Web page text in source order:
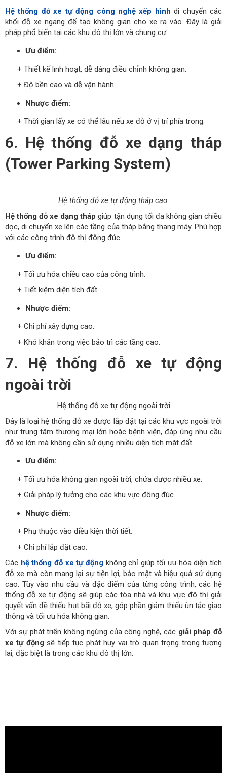
Hệ thống đỗ xe tự động công nghệ xếp hình di chuyển các
khối đỗ xe ngang để tạo không gian cho xe ra vào. Đây là giải
pháp phổ biến tại các khu đô thị lớn và chung cư.
Ưu điểm:
+ Thiết kế linh hoạt, dễ dàng điều chỉnh không gian.
+ Độ bền cao và dễ vận hành.
Nhược điểm:
+ Thời gian lấy xe có thể lâu nếu xe đỗ ở vị trí phía trong.
6. Hệ thống đỗ xe dạng tháp
(Tower Parking System)
Hệ thống đỗ xe tự động tháp cao
Hệ thống đỗ xe dạng tháp giúp tận dụng tối đa không gian chiều
dọc, di chuyển xe lên các tầng của tháp bằng thang máy. Phù hợp
với các công trình đô thị đông đúc.
Ưu điểm:
+ Tối ưu hóa chiều cao của công trình.
+ Tiết kiệm diện tích đất.
Nhược điểm:
+ Chi phí xây dựng cao.
+ Khó khăn trong việc bảo trì các tầng cao.
7. Hệ thống đỗ xe tự động
ngoài trời
Hệ thống đỗ xe tự động ngoài trời
Đây là loại hệ thống đỗ xe được lắp đặt tại các khu vực ngoài trời
như trung tâm thương mại lớn hoặc bệnh viện, đáp ứng nhu cầu
đỗ xe lớn mà không cần sử dụng nhiều diện tích mặt đất.
Ưu điểm:
+ Tối ưu hóa không gian ngoài trời, chứa được nhiều xe.
+ Giải pháp lý tưởng cho các khu vực đông đúc.
Nhược điểm:
+ Phụ thuộc vào điều kiện thời tiết.
+ Chi phí lắp đặt cao.
Các hệ thống đỗ xe tự độngkhông chỉ giúp tối ưu hóa diện tích
đỗ xe mà còn mang lại sự tiện lợi, bảo mật và hiệu quả sử dụng
cao. Tùy vào nhu cầu và đặc điểm của từng công trình, các hệ
thống đỗ xe tự động sẽ giúp các tòa nhà và khu vực đô thị giải
quyết vấn đề thiếu hụt bãi đỗ xe, góp phần giảm thiểu ùn tắc giao
thông và tối ưu hóa không gian.
Với sự phát triển không ngừng của công nghệ, các giải pháp đỗ
xe tự động sẽ tiếp tục phát huy vai trò quan trọng trong tương
lai, đặc biệt là trong các khu đô thị lớn.